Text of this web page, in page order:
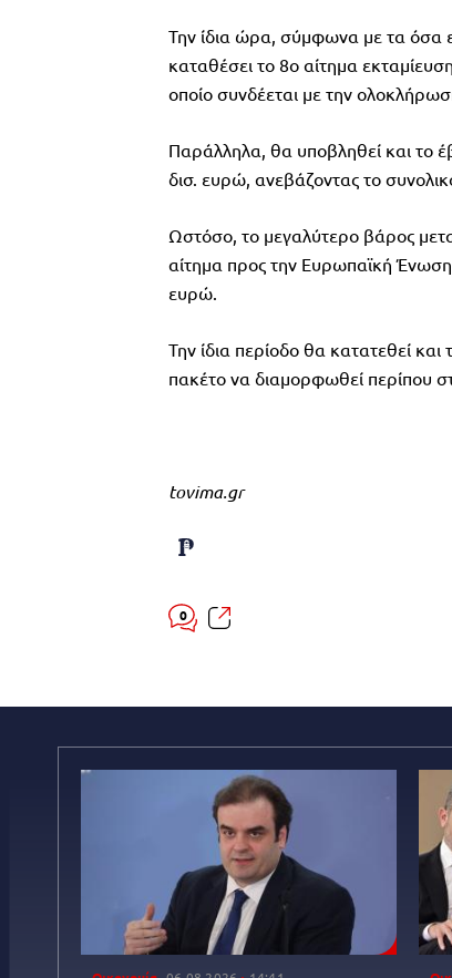
Την ίδια ώρα, σύμφωνα με τα όσα
καταθέσει το 8ο αίτημα
οποίο συνδέεται με την
Παράλληλα, θα υποβληθεί και το
δισ. ευρώ, ανεβάζοντας το
Ωστόσο, το μεγαλύτερο βάρος
αίτημα προς την Ευρωπαϊκή
ευρώ.
Την ίδια περίοδο θα κατατεθεί
πακέτο να διαμορφωθεί περίπου
tovima.gr
0